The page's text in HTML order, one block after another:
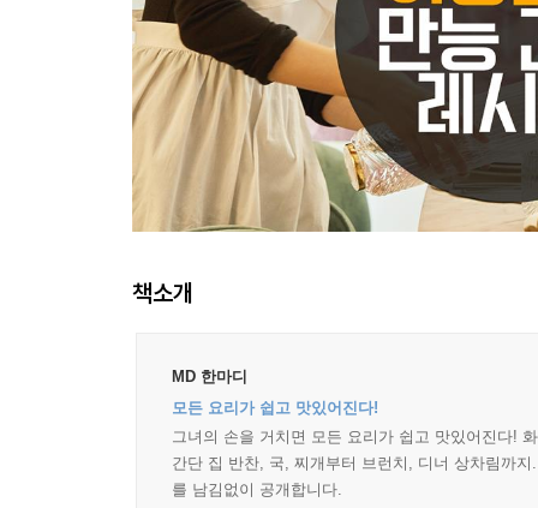
책소개
MD 한마디
모든 요리가 쉽고 맛있어진다!
그녀의 손을 거치면 모든 요리가 쉽고 맛있어진다!
간단 집 반찬, 국, 찌개부터 브런치, 디너 상차림까
를 남김없이 공개합니다.